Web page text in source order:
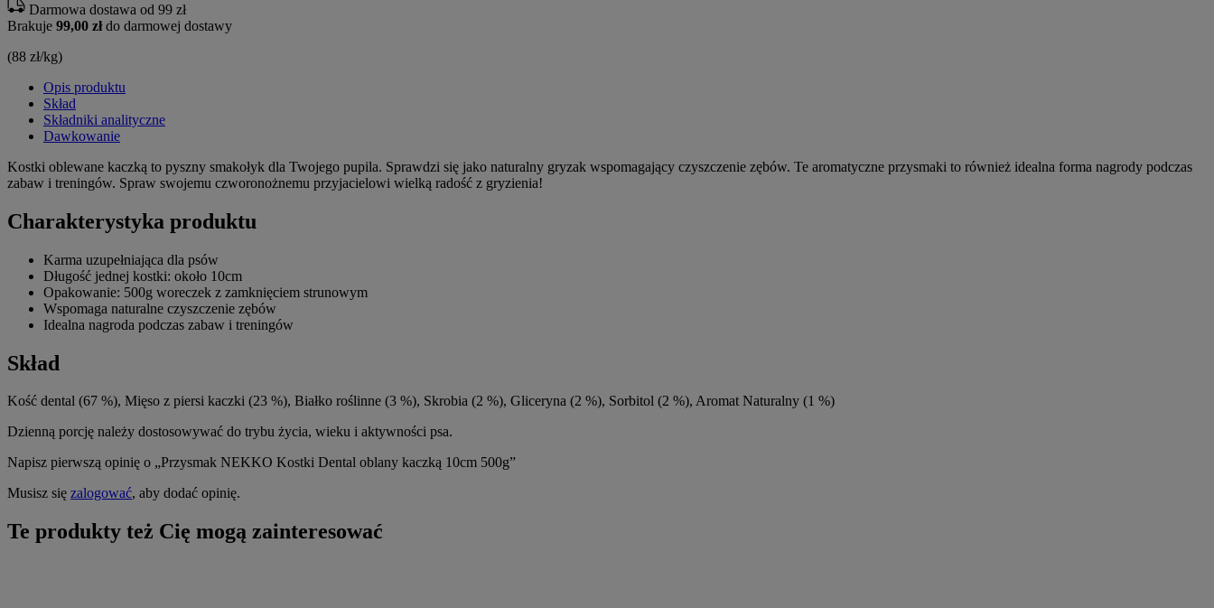
Darmowa dostawa od 99 zł
Brakuje 99,00 złdo darmowej dostawy
(88 zł/kg)
Opis produktu
Skład
Składniki analityczne
Dawkowanie
Kostki oblewane kaczką to pyszny smakołyk dla Twojego pupila. Sprawdzi się jako naturalny gryzak wspomagający czyszczenie zębów. Te aromatyczne przysmaki to również idealna forma nagrody podczas
zabaw i treningów. Spraw swojemu czworonożnemu przyjacielowi wielką radość z gryzienia!
Charakterystyka produktu
Karma uzupełniająca dla psów
Długość jednej kostki: około 10cm
Opakowanie: 500g woreczek z zamknięciem strunowym
Wspomaga naturalne czyszczenie zębów
Idealna nagroda podczas zabaw i treningów
Skład
Kość dental (67 %), Mięso z piersi kaczki (23 %), Białko roślinne (3 %), Skrobia (2 %), Gliceryna (2 %), Sorbitol (2 %), Aromat Naturalny (1 %)
Dzienną porcję należy dostosowywać do trybu życia, wieku i aktywności psa.
Napisz pierwszą opinię o „Przysmak NEKKO Kostki Dental oblany kaczką 10cm 500g”
Musisz się zalogować, aby dodać opinię.
Te produkty też Cię mogą zainteresować